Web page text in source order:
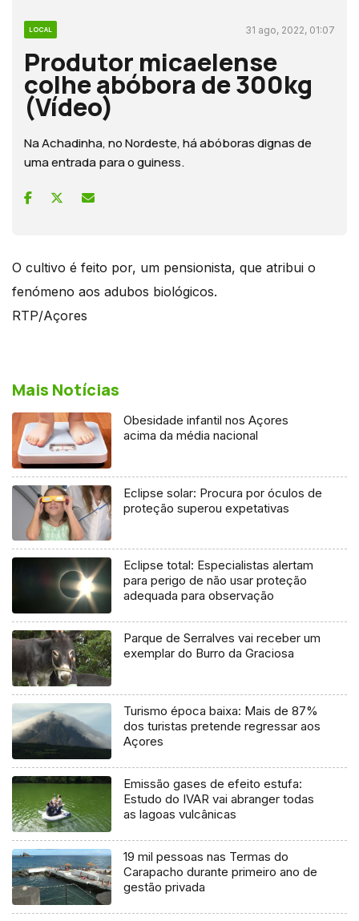
LOCAL 31 ago, 2022, 01:07
Produtor micaelense
colhe abóbora de 300kg
(Vídeo)
Na Achadinha, no Nordeste, há abóboras dignas de
uma entrada para o guiness.
O cultivo é feito por, um pensionista, que atribui o
fenómeno aos adubos biológicos.
RTP/Açores
Mais Notícias
Obesidade infantil nos Açores
acima da média nacional
Eclipse solar: Procura por óculos de
proteção superou expetativas
Eclipse total: Especialistas alertam
para perigo de não usar proteção
adequada para observação
Parque de Serralves vai receber um
exemplar do Burro da Graciosa
Turismo época baixa: Mais de 87%
dos turistas pretende regressar aos
Açores
Emissão gases de efeito estufa:
Estudo do IVAR vai abranger todas
as lagoas vulcânicas
19 mil pessoas nas Termas do
Carapacho durante primeiro ano de
gestão privada